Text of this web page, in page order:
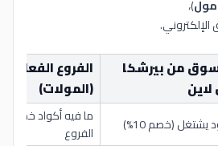
مول)،
من بيرشكا
لاين
الفروع الفعلية
(المولات)
يشتغل (خصم 10%)
ما فيه أكواد خصم
الفروع